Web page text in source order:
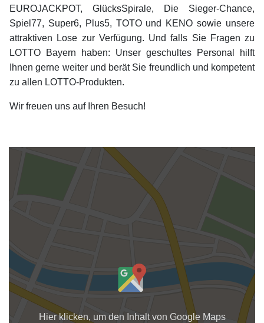
EUROJACKPOT, GlücksSpirale, Die Sieger-Chance,
Spiel77, Super6, Plus5, TOTO und KENO sowie unsere
attraktiven Lose zur Verfügung. Und falls Sie Fragen zu
LOTTO Bayern haben: Unser geschultes Personal hilft
Ihnen gerne weiter und berät Sie freundlich und kompetent
zu allen LOTTO-Produkten.
Wir freuen uns auf Ihren Besuch!
Hier klicken, um den Inhalt von Google Maps